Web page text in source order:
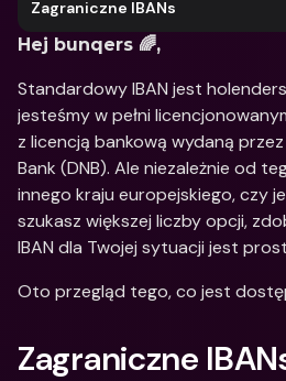
Zagraniczne IBANs
Hej bunqers 🌈,
Standardowy IBAN jest
jesteśmy w pełni
z licencją bankową wydaną
Bank (DNB). Ale niezależnie od
innego kraju europejskiego, czy
szukasz większej liczby opcji,
IBAN dla Twojej sytuacji jest
Oto przegląd tego, co jest
Zagraniczne